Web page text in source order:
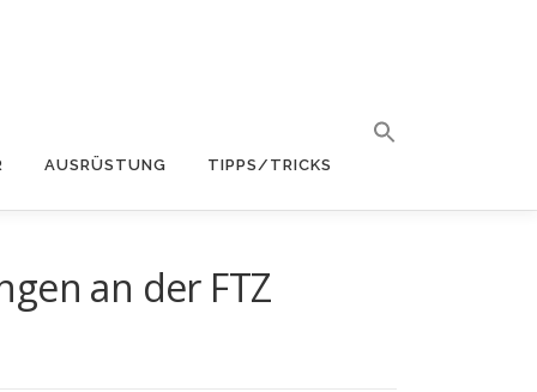
AUSRÜSTUNG TIPPS/TRICKS
an der FTZ